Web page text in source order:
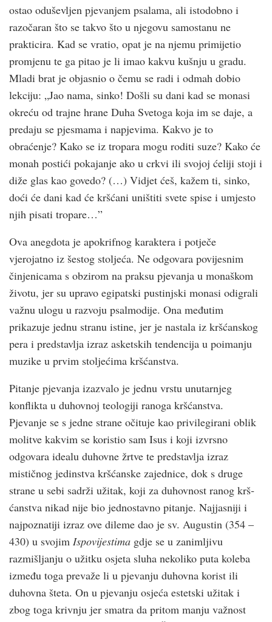
ostao oduševljen pjevanjem psalama, ali istodobno i
razočaran što se takvo što u njegovu samostanu ne
prakticira. Kad se vratio, opat je na njemu primijetio
promjenu te ga pitao je li imao kakvu kušnju u gradu.
Mladi brat je objasnio o čemu se radi i odmah dobio
lekciju: „Jao nama, sinko! Došli su dani kad se monasi
okreću od trajne hrane Duha Svetoga koja im se daje, a
predaju se pjesmama i napjevima. Kakvo je to
obraćenje? Kako se iz tropara mogu roditi suze? Kako će
monah postići pokajanje ako u crk­vi ili svojoj ćeliji stoji i
diže glas kao govedo? (…) Vidjet ćeš, kažem ti, sinko,
doći će dani kad će krš­ćani uništiti svete spise i umjesto
njih pisati tropare…”
Ova anegdota je apokrifnog karaktera i potječe
vjerojatno iz šestog stoljeća. Ne odgovara povijesnim
činjenicama s obzirom na praksu pjevanja u monaškom
životu, jer su upravo egipatski pustinjski monasi odigrali
važnu ulogu u razvoju psalmodije. Ona međutim
prikazuje jednu stranu istine, jer je nastala iz krš­ćanskog
pera i predstavlja izraz asketskih tendencija u poimanju
muzike u prvim stoljećima krš­ćanstva.
Pitanje pjevanja izazvalo je jednu vrstu unutarnjeg
konflikta u duhovnoj teologiji ranoga krš­ćanstva.
Pjevanje se s jedne strane očituje kao privilegirani oblik
molitve kakvim se koristio sam Isus i koji izvrsno
odgovara idealu duhovne žrtve te predstavlja izraz
mističnog jedinstva krš­ćanske zajednice, dok s druge
strane u sebi sadrži užitak, koji za duhovnost ranog krš­
ćanstva nikad nije bio jednostavno pitanje. Najjasniji i
najpoznatiji izraz ove dileme dao je sv. Augustin (354 –
430) u svojim Ispovijestima gdje se u zanimljivu
razmišljanju o užitku osjeta sluha nekoliko puta koleba
između toga prevaže li u pjevanju duhovna korist ili
duhovna šteta. On u pjevanju osjeća estetski užitak i
zbog toga krivnju jer smatra da pritom manju važnost